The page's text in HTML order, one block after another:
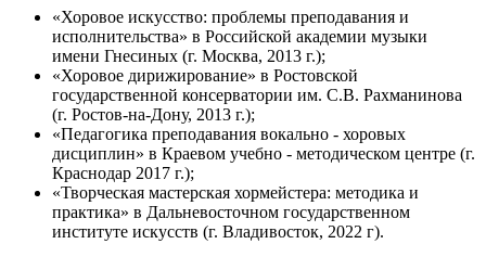
«Хоровое искусство: проблемы преподавания и
исполнительства» в Российской академии музыки
имени Гнесиных (г. Москва, 2013 г.);
«Хоровое дирижирование» в Ростовской
государственной консерватории им. С.В. Рахманинова
(г. Ростов-на-Дону, 2013 г.);
«Педагогика преподавания вокально - хоровых
дисциплин» в Краевом учебно - методическом центре (г.
Краснодар 2017 г.);
«Творческая мастерская хормейстера: методика и
практика» в Дальневосточном государственном
институте искусств (г. Владивосток, 2022 г).